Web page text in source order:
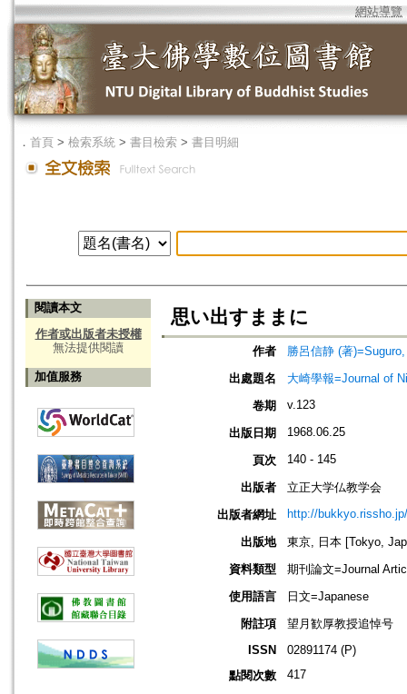
網站導覽
． 首頁 > 檢索系統 > 書目檢索 > 書目明細
閱讀本文
作者或出版者未授權
無法提供閱讀
加值服務
思い出すままに
作者
勝呂信静 (著
出處題名
大崎學報=Journal of
卷期
v.123
出版日期 1968.06.25
頁次 140 - 145
出版者
立正大学仏教学会
出版者網址
http://
出版地
東京, 日本 [Tokyo,
資料類型
期刊論文=Journal
使用語言
日文=Japanese
附註項
望月歓厚教授追悼号
ISSN
02891174 (P)
點閱次數
417